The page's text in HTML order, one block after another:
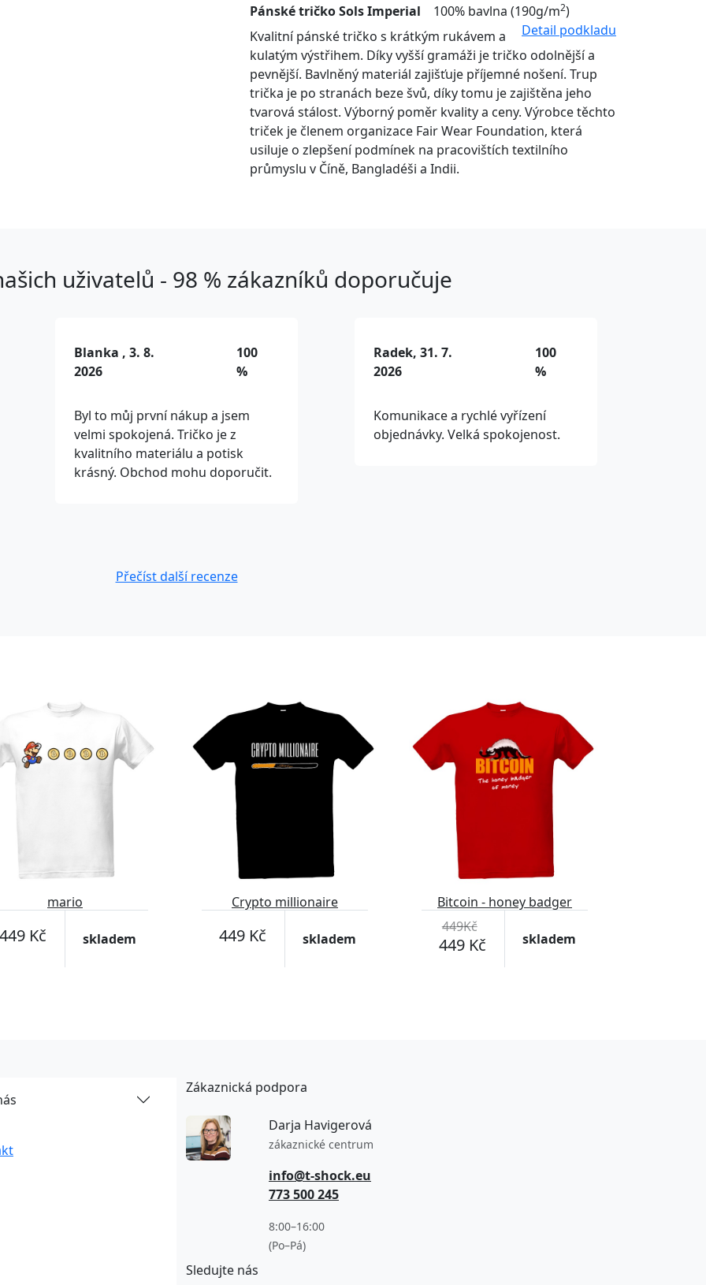
Pánské tričko Sols Imperial 100% bavlna (190g/m2)
Detail podkladu
Kvalitní pánské tričko s krátkým rukávem a
kulatým výstřihem. Díky vyšší gramáži je tričko odolnější a
pevnější. Bavlněný materiál zajišťuje příjemné nošení. Trup
trička je po stranách beze švů, díky tomu je zajištěna jeho
tvarová stálost. Výborný poměr kvality a ceny. Výrobce těchto
triček je členem organizace Fair Wear Foundation, která
usiluje o zlepšení podmínek na pracovištích textilního
průmyslu v Číně, Bangladéši a Indii.
uživatelů - 98 % zákazníků doporučuje
Blanka , 3. 8.
2026
100
%
Byl to můj první nákup a jsem
velmi spokojená. Tričko je z
kvalitního materiálu a potisk
krásný. Obchod mohu doporučit.
Radek, 31. 7.
2026
100
%
Komunikace a rychlé vyřízení
objednávky. Velká spokojenost.
Přečíst další recenze
mario
449 Kč skladem
Crypto millionaire
449 Kč skladem
Bitcoin - honey badger
449Kč
449 Kč skladem
Zákaznická podpora
Darja Havigerová
zákaznické centrum
info@t-shock.eu
773 500 245
8:00–16:00
(Po–Pá)
Sledujte nás